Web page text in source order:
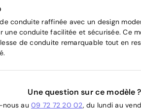
conduite raffinée avec un design
une conduite facilitée et sécurisée. Ce
de conduite remarquable tout en
Une question sur ce modèle ?
au 09 72 72 20 02, du lundi au